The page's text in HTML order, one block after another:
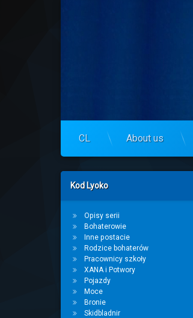
CL About us
Left Sidebar
Kod Lyoko
Opisy serii
Bohaterowie
Inne postacie
Rodzice bohaterów
Pracownicy szkoły
XANA i Potwory
Pojazdy
Moce
Bronie
Skidbladnir